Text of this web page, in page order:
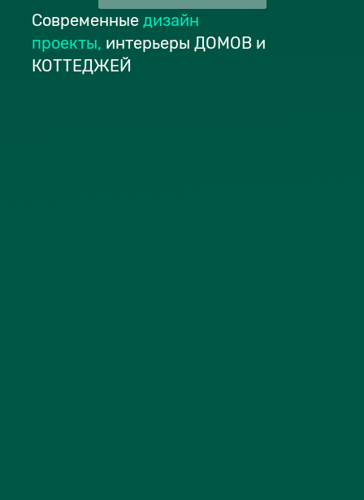
Современные дизайн
проекты, интерьеры ДОМОВ и
КОТТЕДЖЕЙ